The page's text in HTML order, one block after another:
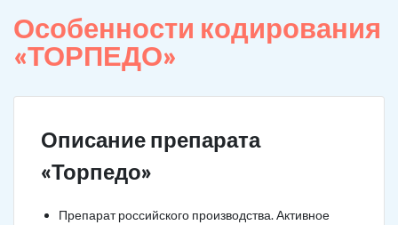
Особенности кодирования
«ТОРПЕДО»
Описание препарата
«Торпедо»
Препарат российского производства. Активное